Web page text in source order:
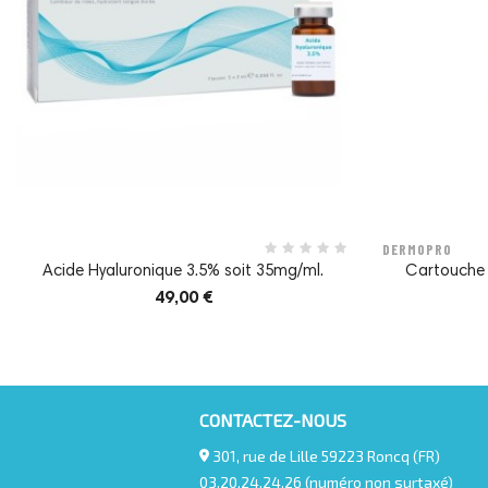
Acide Hyaluronique 3.5% soit 35mg/ml.
49,00 €
DERMOPRO
Cartouche
CONTACTEZ-NOUS
301, rue de Lille 59223 Roncq (FR)
03.20.24.24.26 (numéro non surtaxé)